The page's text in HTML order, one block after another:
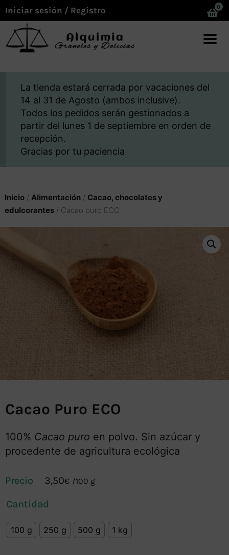
Iniciar sesión / Registro 0
La tienda estará cerrada por vacaciones del
14 al 31 de Agosto (ambos inclusive).
Todos los pedidos serán gestionados a
partir del lunes 1 de septiembre en orden de
recepción.
Gracias por tu paciencia
Inicio/ Alimentación/ Cacao, chocolates y
edulcorantes/ Cacao puro ECO
Cacao Puro ECO
100% Cacao puro en polvo. Sin azúcar y
procedente de agricultura ecológica
3,50€ /100 g
Cantidad
100 g 250 g 500 g 1 kg